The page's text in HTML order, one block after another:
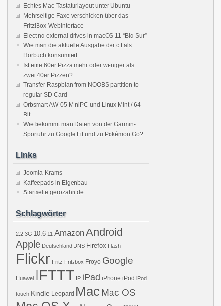
Echtes Mac-Tastaturlayout unter Ubuntu
Mehrseitige Faxe verschicken über das
Fritz!Box-Webinterface
Ejecting external drives in macOS 11 “Big Sur”
Wie man die aktuelle Ausgabe der c’t als
Hörbuch konsumiert
Ist eine 60er Pizza mehr oder weniger als
zwei 40er Pizzen?
Transfer Raspbian from NOOBS partition to
regular SD Card
Orbsmart AW-05 MiniPC und Linux Mint / 64
Bit
Wie bekommt man Daten von der Garmin-
Sportuhr zu Google Fit und zu Pokémon Go?
Links
Joomla-Krams
Kaffeepads in Eigenbau
Startseite gerozahn.de
Schlagwörter
2.2 3G 10.6 11 AmazonAndroid
Apple Deutschland DNS Firefox Flash
Flickr Fritz Fritzbox Froyo Google
Huawei IFTTT IP iPad iPhone iPod iPod
touch Kindle Leopard MacMac OS